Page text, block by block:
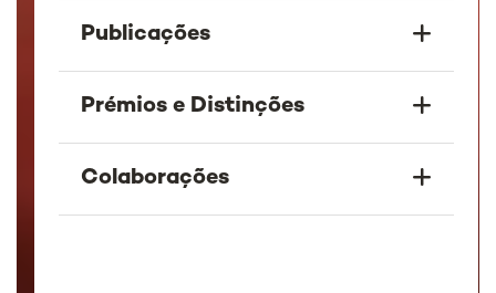
Publicações
Prémios e Distinções
Colaborações